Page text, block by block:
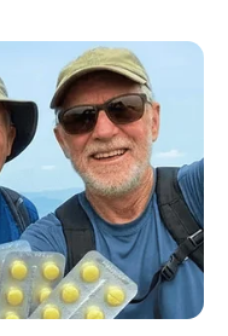
ยวันสำเร็จ
อิม